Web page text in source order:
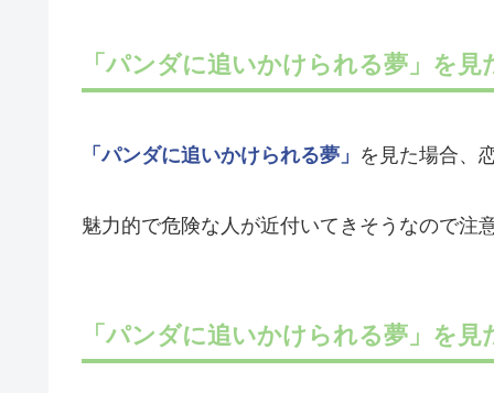
「パンダに追いかけられる夢」を
「パンダに追いかけられる夢」 を見た場合、
魅力的で危険な人が近付いてきそうなので注
「パンダに追いかけられる夢」を